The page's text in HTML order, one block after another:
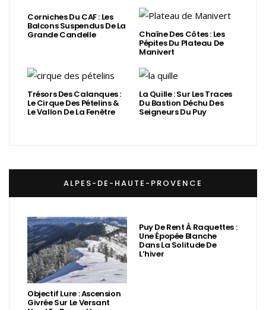
Corniches Du CAF : Les
Balcons Suspendus De La
Grande Candelle Chaîne Des Côtes : Les
Pépites Du Plateau De
Manivert
Trésors Des Calanques :
Le Cirque Des Pételins &
Le Vallon De La Fenêtre
La Quille : Sur Les Traces
Du Bastion Déchu Des
Seigneurs Du Puy
ALPES-DE-HAUTE-PROVENCE
Objectif Lure : Ascension
Givrée Sur Le Versant
Puy De Rent À Raquettes :
Une Épopée Blanche
Dans La Solitude De
L’hiver